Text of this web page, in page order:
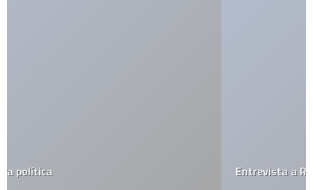
Entrevista a Richard Stallman